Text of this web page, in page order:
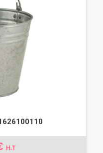
H.T